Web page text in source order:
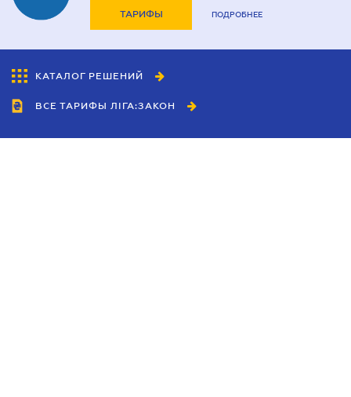
ТАРИФЫ ПОДРОБНЕЕ
КАТАЛОГ РЕШЕНИЙ
ВСЕ ТАРИФЫ ЛІГА:ЗАКОН